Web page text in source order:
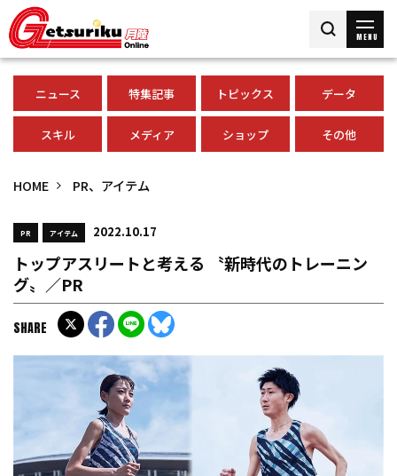
MENU
ニュース 特集記事 トピックス データ
スキル メディア ショップ その他
HOME PR、アイテム
PR アイテム 2022.10.17
トップアスリートと考える 〝新時代のトレーニン
グ〟／PR
SHARE